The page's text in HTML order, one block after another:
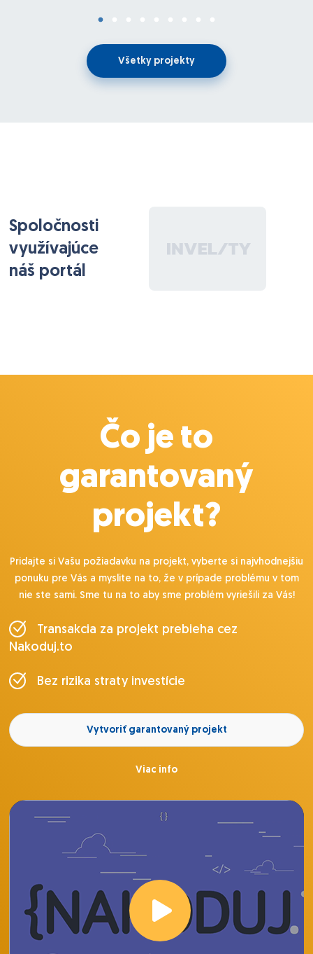
Všetky projekty
Spoločnosti
využívajúce
náš portál
Čo je to
garantovaný
projekt?
Pridajte si Vašu požiadavku na projekt, vyberte si najvhodnejšiu
ponuku pre Vás a myslite na to, že v prípade problému v tom
nie ste sami. Sme tu na to aby sme problém vyriešili za Vás!
Transakcia za projekt prebieha cez
Nakoduj.to
Bez rizika straty investície
Vytvoriť garantovaný projekt
Viac info